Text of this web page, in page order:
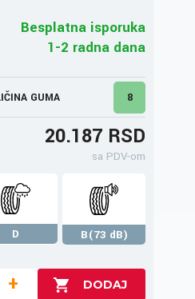
Besplatna isporuka
1-2 radna dana
GUMA 8
20.187 RSD
sa PDV-om
D
B(73 dB)
+